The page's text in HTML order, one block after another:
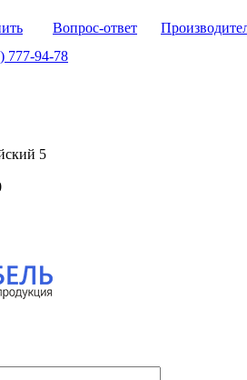
Вопрос-ответ
777-94-78
5